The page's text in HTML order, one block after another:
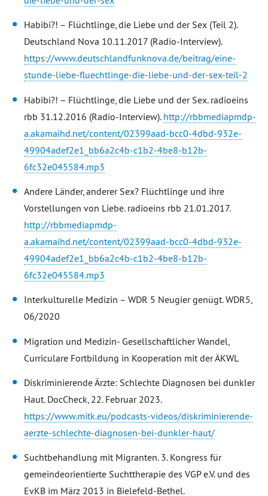
Habibi?! – Flüchtlinge, die Liebe und der Sex (Teil 2).
Deutschland Nova 10.11.2017 (Radio-Interview).
https://www.deutschlandfunknova.de/beitrag/eine-
stunde-liebe-fluechtlinge-die-liebe-und-der-sex-teil-2
Habibi?! – Flüchtlinge, die Liebe und der Sex. radioeins
rbb 31.12.2016 (Radio-Interview). http://rbbmediapmdp-
a.akamaihd.net/content/02399aad-bcc0-4dbd-932e-
49904adef2e1_bb6a2c4b-c1b2-4be8-b12b-
6fc32e045584.mp3
Andere Länder, anderer Sex? Flüchtlinge und ihre
Vorstellungen von Liebe. radioeins rbb 21.01.2017.
http://rbbmediapmdp-
a.akamaihd.net/content/02399aad-bcc0-4dbd-932e-
49904adef2e1_bb6a2c4b-c1b2-4be8-b12b-
6fc32e045584.mp3
Interkulturelle Medizin – WDR 5 Neugier genügt. WDR5,
06/2020
Migration und Medizin- Gesellschaftlicher Wandel,
Curriculare Fortbildung in Kooperation mit der ÄKWL
Diskriminierende Ärzte: Schlechte Diagnosen bei dunkler
Haut. DocCheck, 22. Februar 2023.
https://www.mitk.eu/podcasts-videos/diskriminierende-
aerzte-schlechte-diagnosen-bei-dunkler-haut/
Suchtbehandlung mit Migranten. 3. Kongress für
gemeindeorientierte Suchttherapie des VGP e.V. und des
EvKB im März 2013 in Bielefeld-Bethel.